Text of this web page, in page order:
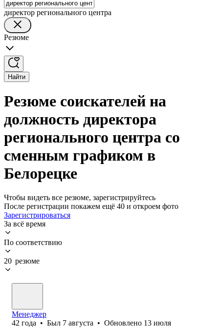
директор регионального центра
Резюме
Найти
Резюме соискателей на
должность директора
регионального центра со
сменным графиком в
Белорецке
Чтобы видеть все резюме, зарегистрируйтесь
После регистрации покажем ещё 40 и откроем фото
Зарегистрироваться
За всё время
По соответствию
20 резюме
Менеджер
42 года • Был 7 августа • Обновлено 13 июля